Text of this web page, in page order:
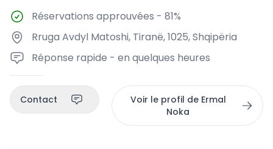
Réservations approuvées - 81%
Rruga Avdyl Matoshi, Tiranë, 1025, Shqipëria
Réponse rapide - en quelques heures
Contact
Voir le profil de Ermal
Noka